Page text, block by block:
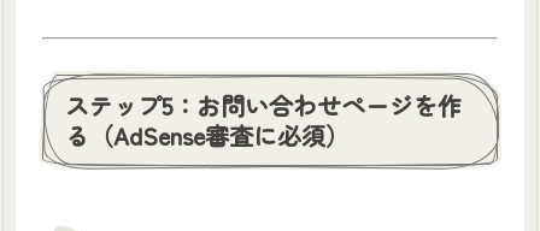
ステップ5：お問い合わせページを作
る（AdSense審査に必須）